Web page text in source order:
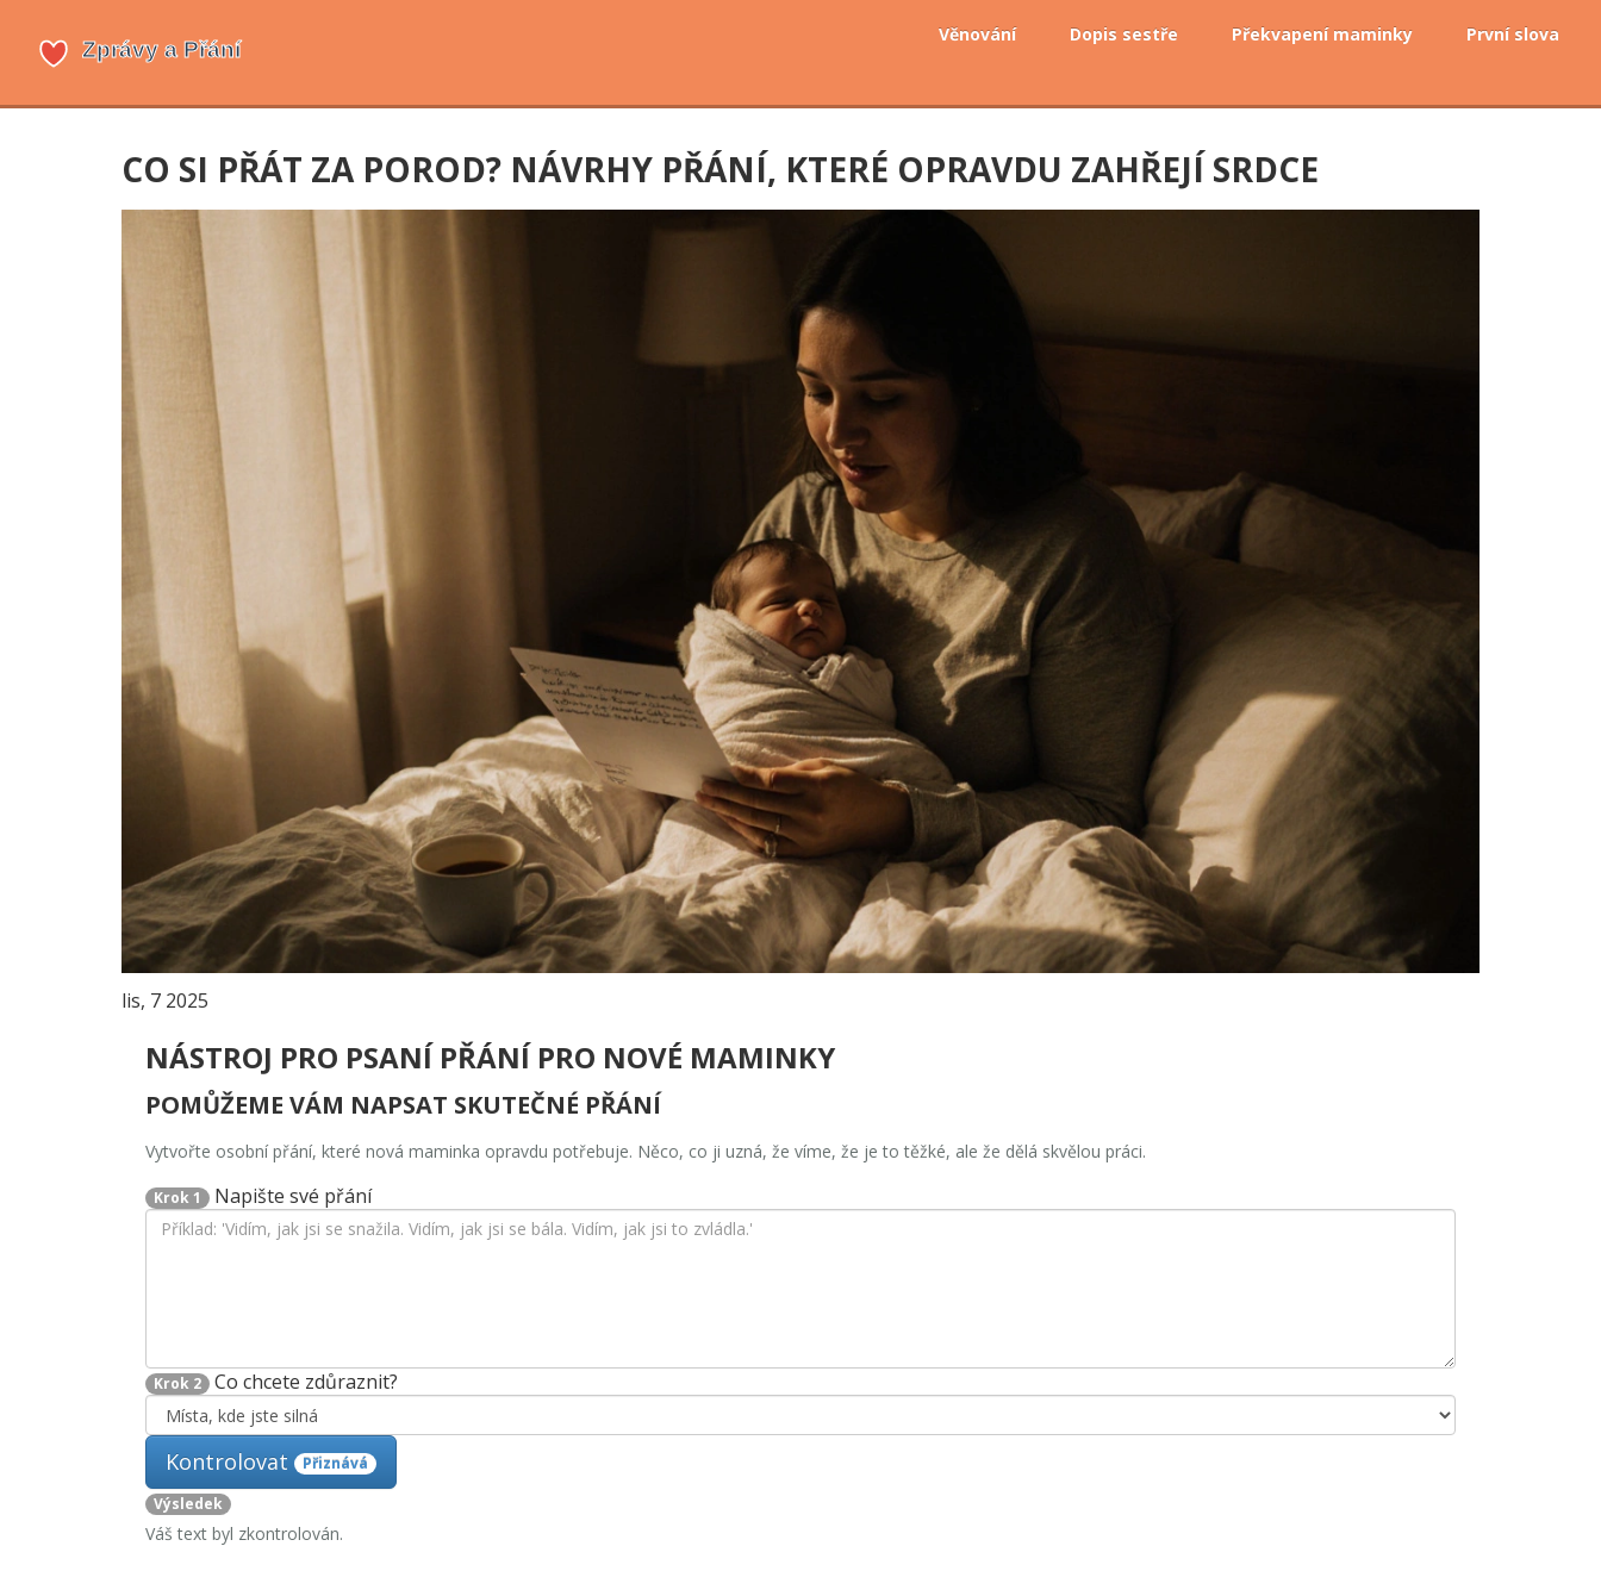
Věnování Dopis sestře Překvapení maminky První slova
CO SI PŘÁT ZA POROD? NÁVRHY PŘÁNÍ, KTERÉ OPRAVDU ZAHŘEJÍ SRDCE
lis, 7 2025
NÁSTROJ PRO PSANÍ PŘÁNÍ PRO NOVÉ MAMINKY
POMŮŽEME VÁM NAPSAT SKUTEČNÉ PŘÁNÍ
Vytvořte osobní přání, které nová maminka opravdu potřebuje. Něco, co ji uzná, že víme, že je to těžké, ale že dělá skvělou práci.
Krok 1 Napište své přání
Krok 2 Co chcete zdůraznit?
Kontrolovat
Přiznává
Výsledek
Váš text byl zkontrolován.